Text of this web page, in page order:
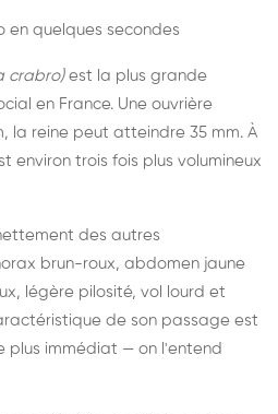
en quelques secondes
crabro)est la plus grande
en France. Une ouvrière
la reine peut atteindre 35 mm. À
environ trois fois plus volumineux
des autres
brun-roux, abdomen jaune
légère pilosité, vol lourd et
de son passage est
plus immédiat — on l'entend